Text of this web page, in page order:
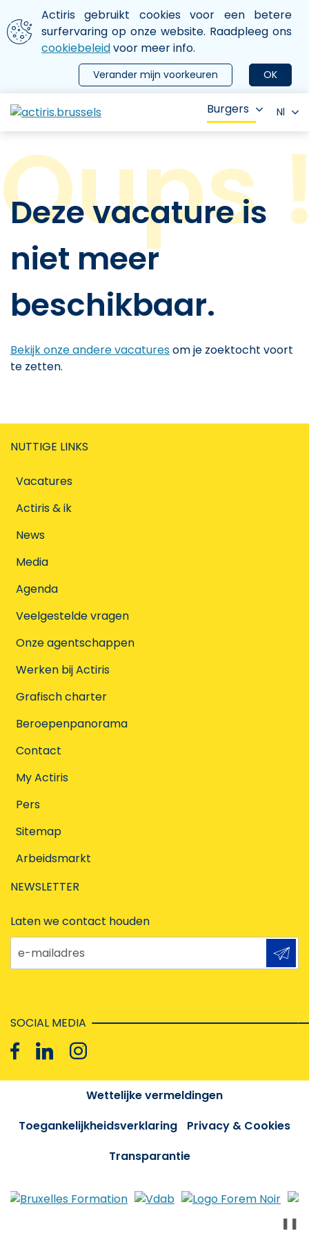
Aller au contenu principal
We gebruiken cookies
Actiris gebruikt cookies voor een betere
surfervaring op onze website. Raadpleeg ons
cookiebeleidvoor meer info.
OK
Verander mijn voorkeuren
le menu
Burgers Nl
Deze vacature is
niet meer
beschikbaar.
Bekijk onze andere vacaturesom je zoektocht voort
te zetten.
NUTTIGE LINKS
Vacatures
Actiris & ik
News
Media
Agenda
Veelgestelde vragen
Onze agentschappen
Werken bij Actiris
Grafisch charter
Beroepenpanorama
Contact
My Actiris
Pers
Sitemap
Arbeidsmarkt
NEWSLETTER
Laten we contact houden
e-mailadres
SOCIAL MEDIA
Wettelijke vermeldingen
Toegankelijkheidsverklaring
Privacy & Cookies
Transparantie
❚❚